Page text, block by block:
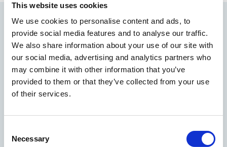
This website uses cookies
We use cookies to personalise content and ads, to
provide social media features and to analyse our traffic.
We also share information about your use of our site with
our social media, advertising and analytics partners who
may combine it with other information that you’ve
provided to them or that they’ve collected from your use
of their services.
Selection
Necessary
De Moerputten
Tussen Vlijmen en ’s-Hertogenbosch doorsnijdt de voormalige
spoorlijn natuurgebied De Moerputten. Dit is één van de weinige
overgebleven laagveenmoerrassen in zuidelijk Nederland. Op het
houten vlonderpad en de prachtig gerestaureerde, 600 meter
lange, okergele Moerputten(spoor)brug, die staat op grote stenen
Moerputtenbrug is een plateau in het water aangelegd voor het